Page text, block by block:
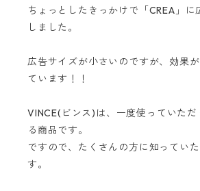
ちょっとしたきっかけで「CREA」に
しました。
広告サイズが小さいのですが、効果
ています！！
VINCE(ビンス)は、一度使っていた
る商品です。
ですので、たくさんの方に知ってい
す。